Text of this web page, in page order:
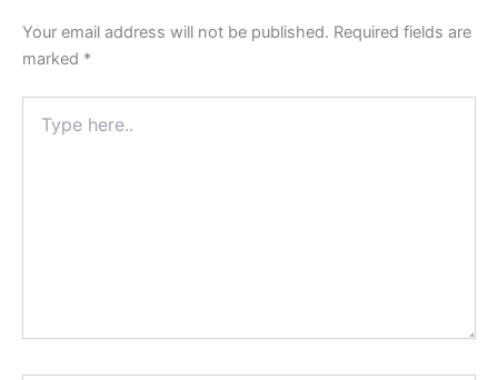
Your email address will not be published. Required fields are
marked *
here..